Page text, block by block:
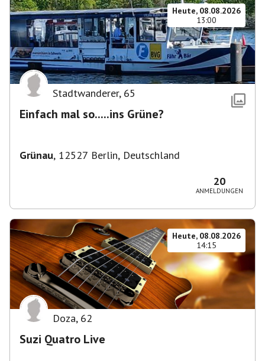
Heute, 08.08.2026
13:00
Stadtwanderer, 65
Einfach mal so.....ins Grüne?
Grünau, 12527 Berlin, Deutschland
20
ANMELDUNGEN
Heute, 08.08.2026
14:15
Doza, 62
Suzi Quatro Live